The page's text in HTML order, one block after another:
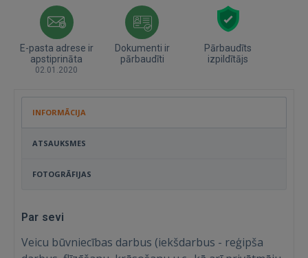
E-pasta adrese ir
apstiprināta
02.01.2020
Dokumenti ir
pārbaudīti
Pārbaudīts
izpildītājs
INFORMĀCIJA
ATSAUKSMES
FOTOGRĀFIJAS
Par sevi
Veicu būvniecības darbus (iekšdarbus - reģipša